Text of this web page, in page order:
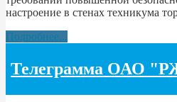
настроение в стенах техникума
Подробнее...
Телеграмма ОАО